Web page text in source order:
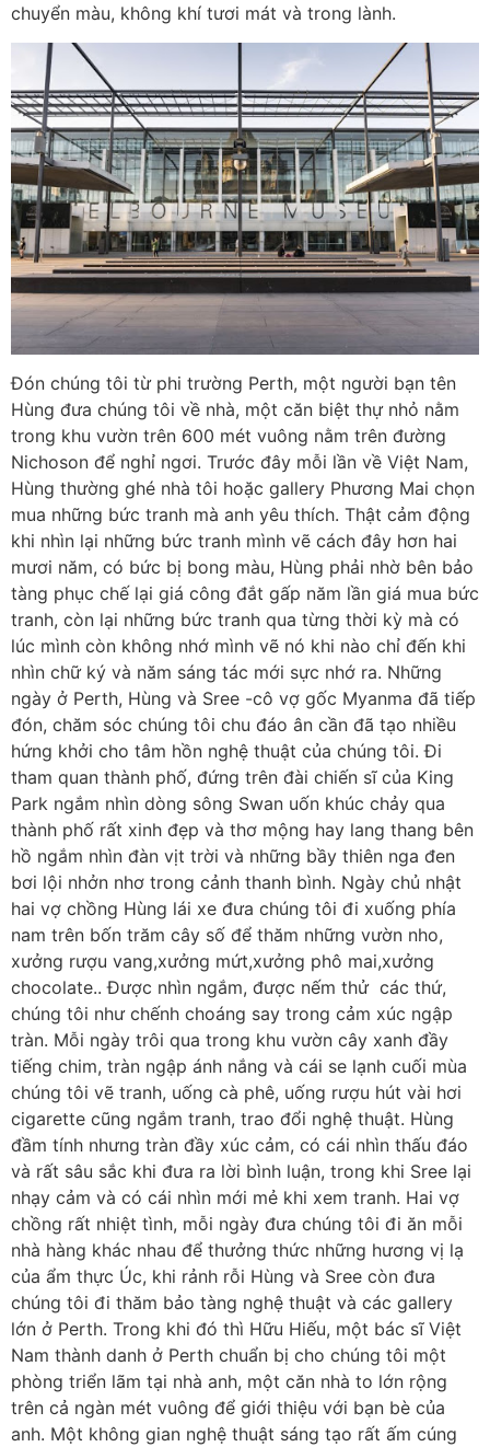
chuyển màu, không khí tươi mát và trong lành.
Đón chúng tôi từ phi trường Perth, một người bạn tên
Hùng đưa chúng tôi về nhà, một căn biệt thự nhỏ nằm
trong khu vườn trên 600 mét vuông nằm trên đường
Nichoson để nghỉ ngơi. Trước đây mỗi lần về Việt Nam,
Hùng thường ghé nhà tôi hoặc gallery Phương Mai chọn
mua những bức tranh mà anh yêu thích. Thật cảm động
khi nhìn lại những bức tranh mình vẽ cách đây hơn hai
mươi năm, có bức bị bong màu, Hùng phải nhờ bên bảo
tàng phục chế lại giá công đắt gấp năm lần giá mua bức
tranh, còn lại những bức tranh qua từng thời kỳ mà có
lúc mình còn không nhớ mình vẽ nó khi nào chỉ đến khi
nhìn chữ ký và năm sáng tác mới sực nhớ ra. Những
ngày ở Perth, Hùng và Sree -cô vợ gốc Myanma đã tiếp
đón, chăm sóc chúng tôi chu đáo ân cần đã tạo nhiều
hứng khởi cho tâm hồn nghệ thuật của chúng tôi. Đi
tham quan thành phố, đứng trên đài chiến sĩ của King
Park ngắm nhìn dòng sông Swan uốn khúc chảy qua
thành phố rất xinh đẹp và thơ mộng hay lang thang bên
hồ ngắm nhìn đàn vịt trời và những bầy thiên nga đen
bơi lội nhởn nhơ trong cảnh thanh bình. Ngày chủ nhật
hai vợ chồng Hùng lái xe đưa chúng tôi đi xuống phía
nam trên bốn trăm cây số để thăm những vườn nho,
xưởng rượu vang,xưởng mứt,xưởng phô mai,xưởng
chocolate.. Được nhìn ngắm, được nếm thử các thứ,
chúng tôi như chếnh choáng say trong cảm xúc ngập
tràn. Mỗi ngày trôi qua trong khu vườn cây xanh đầy
tiếng chim, tràn ngập ánh nắng và cái se lạnh cuối mùa
chúng tôi vẽ tranh, uống cà phê, uống rượu hút vài hơi
cigarette cũng ngắm tranh, trao đổi nghệ thuật. Hùng
đầm tính nhưng tràn đầy xúc cảm, có cái nhìn thấu đáo
và rất sâu sắc khi đưa ra lời bình luận, trong khi Sree lại
nhạy cảm và có cái nhìn mới mẻ khi xem tranh. Hai vợ
chồng rất nhiệt tình, mỗi ngày đưa chúng tôi đi ăn mỗi
nhà hàng khác nhau để thưởng thức những hương vị lạ
của ẩm thực Úc, khi rảnh rỗi Hùng và Sree còn đưa
chúng tôi đi thăm bảo tàng nghệ thuật và các gallery
lớn ở Perth. Trong khi đó thì Hữu Hiếu, một bác sĩ Việt
Nam thành danh ở Perth chuẩn bị cho chúng tôi một
phòng triển lãm tại nhà anh, một căn nhà to lớn rộng
trên cả ngàn mét vuông để giới thiệu với bạn bè của
anh. Một không gian nghệ thuật sáng tạo rất ấm cúng